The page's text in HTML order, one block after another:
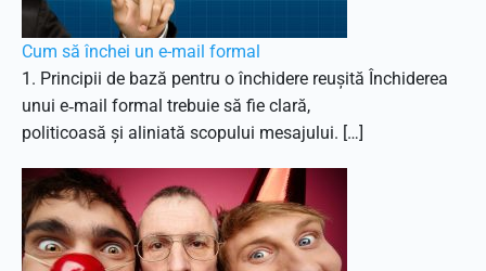
Cum să închei un e-mail formal
1. Principii de bază pentru o închidere reușită Închiderea
unui e‑mail formal trebuie să fie clară,
politicoasă și aliniată scopului mesajului. […]